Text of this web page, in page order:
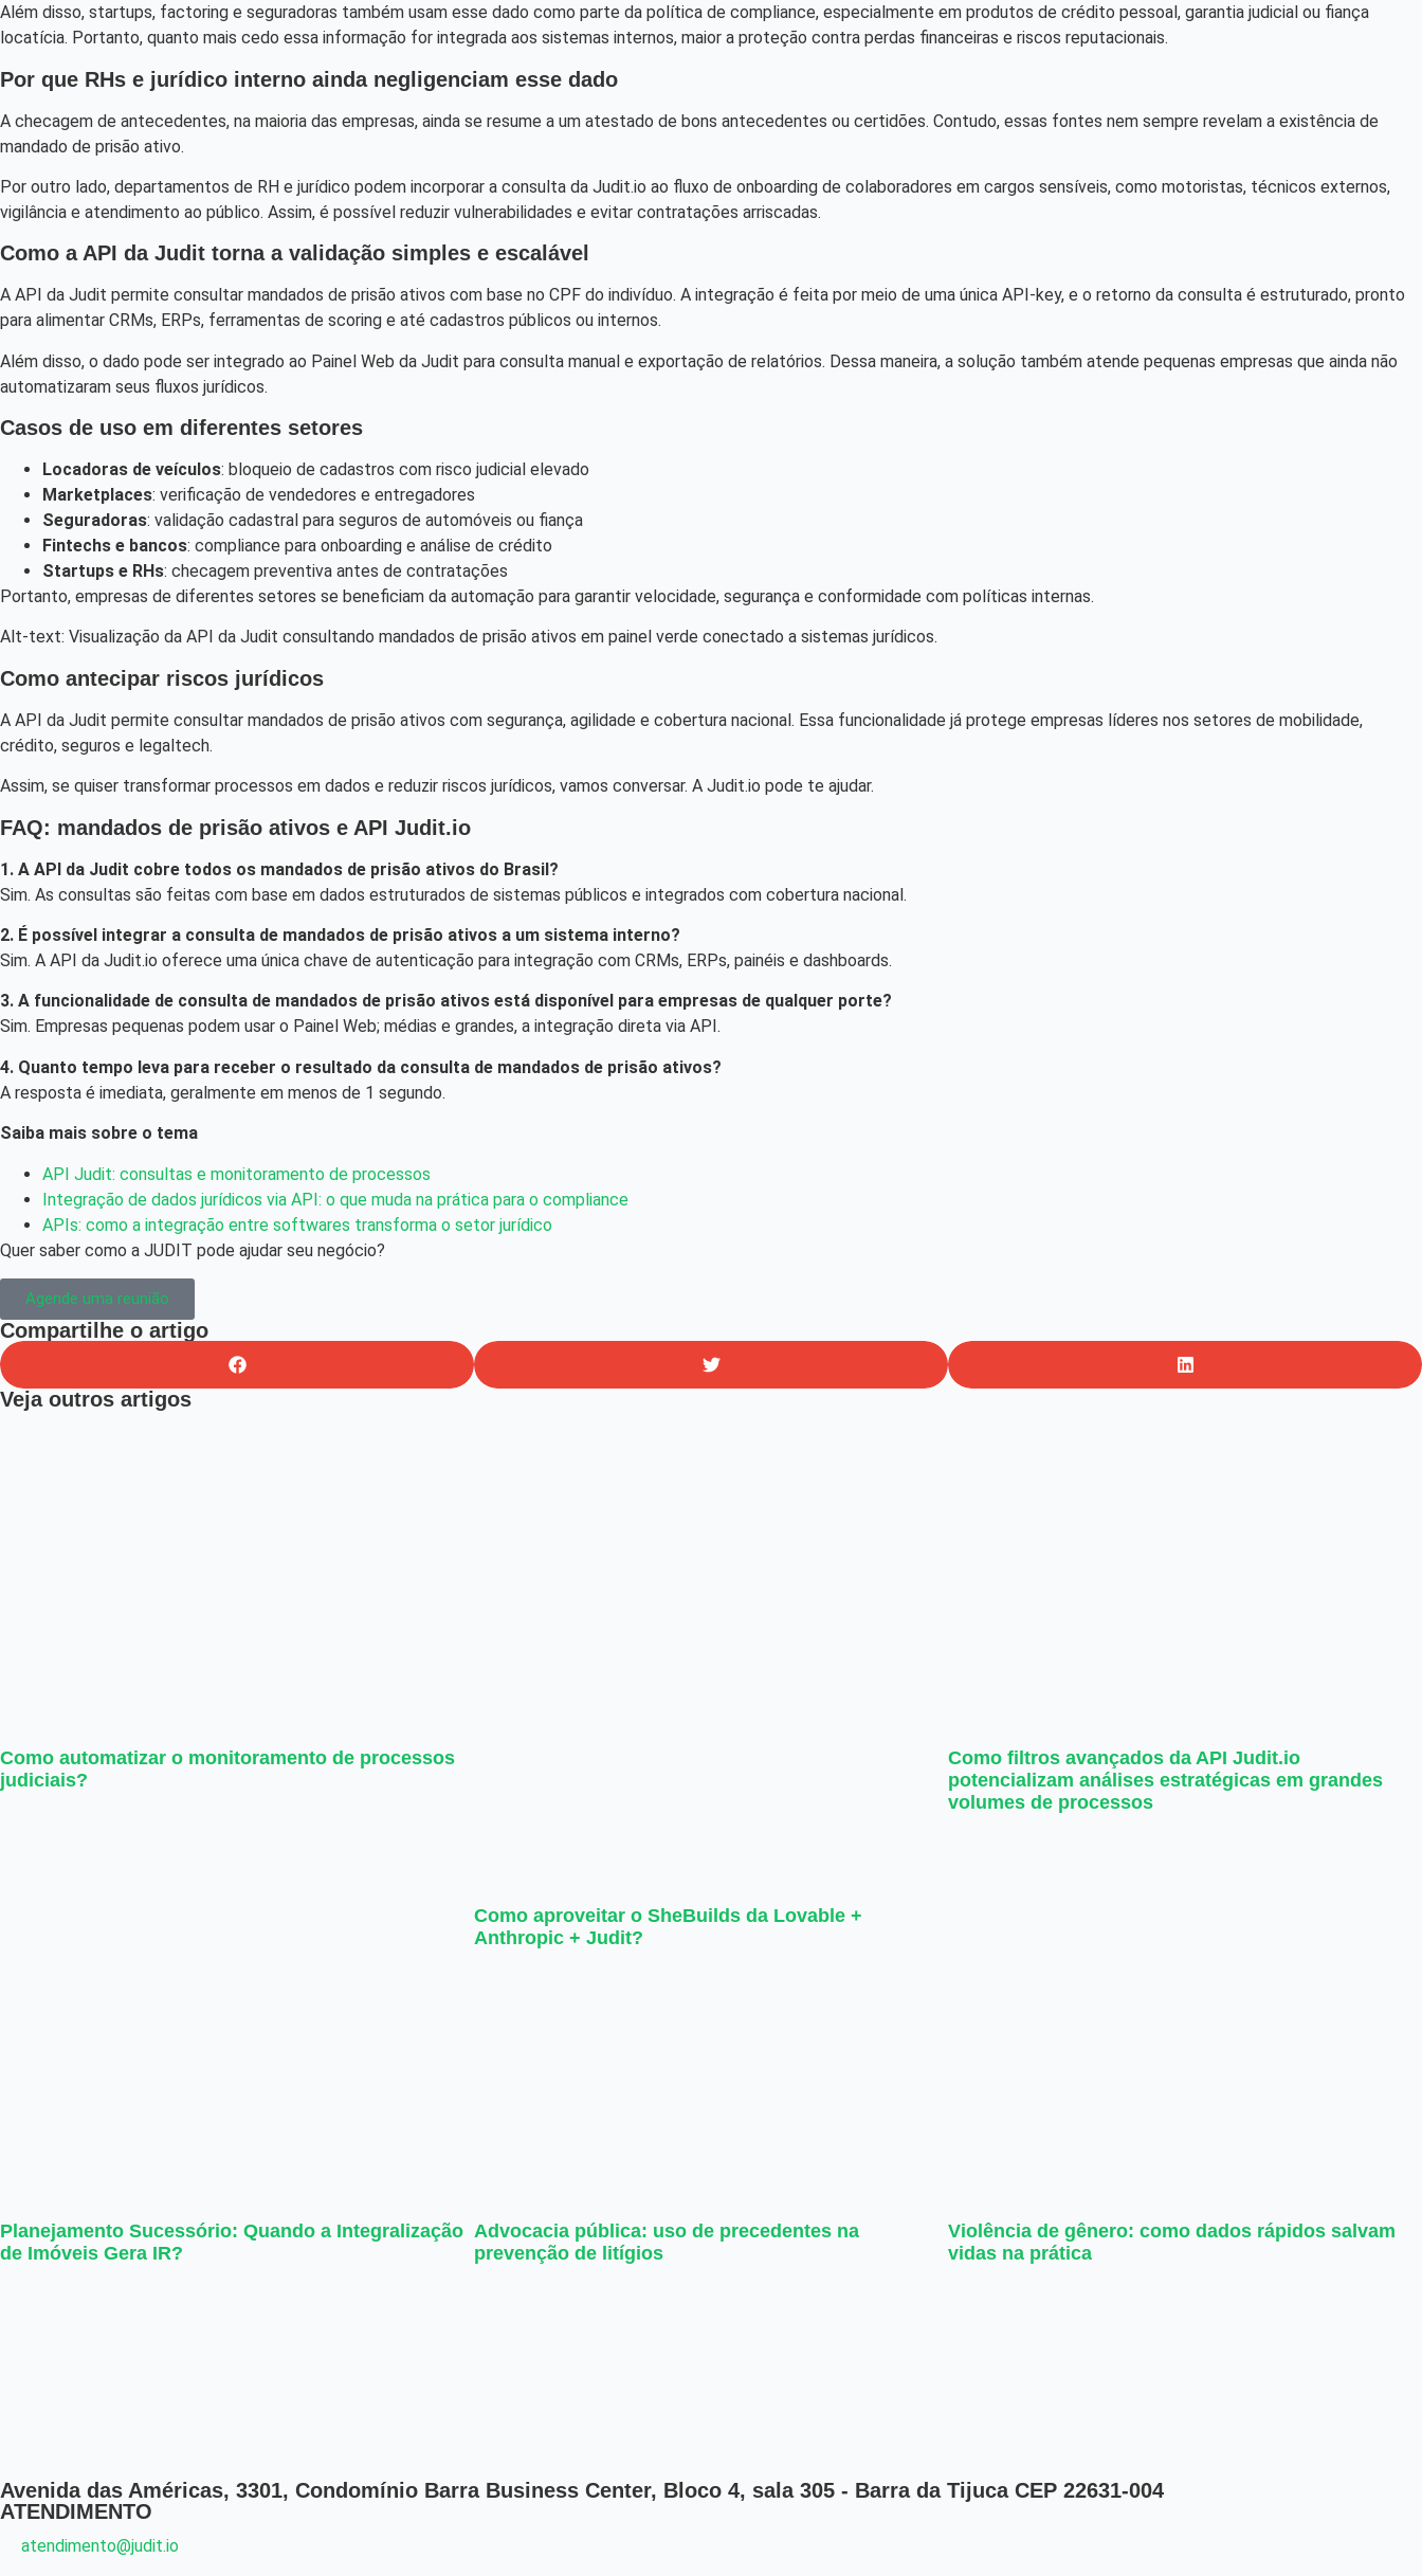
Além disso, startups, factoring e seguradoras também usam esse dado como parte da política de compliance, especialmente em produtos de crédito pessoal, garantia judicial ou fiança
locatícia. Portanto, quanto mais cedo essa informação for integrada aos sistemas internos, maior a proteção contra perdas financeiras e riscos reputacionais.
Por que RHs e jurídico interno ainda negligenciam esse dado
A checagem de antecedentes, na maioria das empresas, ainda se resume a um atestado de bons antecedentes ou certidões. Contudo, essas fontes nem sempre revelam a existência de
mandado de prisão ativo.
Por outro lado, departamentos de RH e jurídico podem incorporar a consulta da Judit.io ao fluxo de onboarding de colaboradores em cargos sensíveis, como motoristas, técnicos externos,
vigilância e atendimento ao público. Assim, é possível reduzir vulnerabilidades e evitar contratações arriscadas.
Como a API da Judit torna a validação simples e escalável
A API da Judit permite consultar mandados de prisão ativos com base no CPF do indivíduo. A integração é feita por meio de uma única API-key, e o retorno da consulta é estruturado, pronto
para alimentar CRMs, ERPs, ferramentas de scoring e até cadastros públicos ou internos.
Além disso, o dado pode ser integrado ao Painel Web da Judit para consulta manual e exportação de relatórios. Dessa maneira, a solução também atende pequenas empresas que ainda não
automatizaram seus fluxos jurídicos.
Casos de uso em diferentes setores
Locadoras de veículos: bloqueio de cadastros com risco judicial elevado
Marketplaces: verificação de vendedores e entregadores
Seguradoras: validação cadastral para seguros de automóveis ou fiança
Fintechs e bancos: compliance para onboarding e análise de crédito
Startups e RHs: checagem preventiva antes de contratações
Portanto, empresas de diferentes setores se beneficiam da automação para garantir velocidade, segurança e conformidade com políticas internas.
Alt-text: Visualização da API da Judit consultando mandados de prisão ativos em painel verde conectado a sistemas jurídicos.
Como antecipar riscos jurídicos
A API da Judit permite consultar mandados de prisão ativos com segurança, agilidade e cobertura nacional. Essa funcionalidade já protege empresas líderes nos setores de mobilidade,
crédito, seguros e legaltech.
Assim, se quiser transformar processos em dados e reduzir riscos jurídicos, vamos conversar. A Judit.io pode te ajudar.
FAQ: mandados de prisão ativos e API Judit.io
1. A API da Judit cobre todos os mandados de prisão ativos do Brasil?
Sim. As consultas são feitas com base em dados estruturados de sistemas públicos e integrados com cobertura nacional.
2. É possível integrar a consulta de mandados de prisão ativos a um sistema interno?
Sim. A API da Judit.io oferece uma única chave de autenticação para integração com CRMs, ERPs, painéis e dashboards.
3. A funcionalidade de consulta de mandados de prisão ativos está disponível para empresas de qualquer porte?
Sim. Empresas pequenas podem usar o Painel Web; médias e grandes, a integração direta via API.
4. Quanto tempo leva para receber o resultado da consulta de mandados de prisão ativos?
A resposta é imediata, geralmente em menos de 1 segundo.
Saiba mais sobre o tema
API Judit: consultas e monitoramento de processos
Integração de dados jurídicos via API: o que muda na prática para o compliance
APIs: como a integração entre softwares transforma o setor jurídico
Quer saber como a JUDIT pode ajudar seu negócio?
Agende uma reunião
Compartilhe o artigo
Veja outros artigos
Como automatizar o monitoramento de processos
judiciais?
Como aproveitar o SheBuilds da Lovable +
Anthropic + Judit?
Como filtros avançados da API Judit.io
potencializam análises estratégicas em grandes
volumes de processos
Planejamento Sucessório: Quando a Integralização
de Imóveis Gera IR?
Advocacia pública: uso de precedentes na
prevenção de litígios
Violência de gênero: como dados rápidos salvam
vidas na prática
Avenida das Américas, 3301, Condomínio Barra Business Center, Bloco 4, sala 305 - Barra da Tijuca CEP 22631-004
ATENDIMENTO
atendimento@judit.io